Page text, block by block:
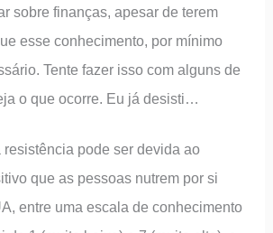
sobre finanças, apesar de terem
esse conhecimento, por mínimo
Tente fazer isso com alguns de
o que ocorre. Eu já desisti…
resistência pode ser devida ao
que as pessoas nutrem por si
entre uma escala de conhecimento